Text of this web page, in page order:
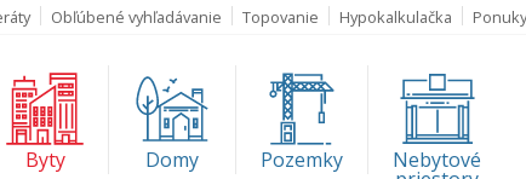
Obľúbené vyhľadávanie Topovanie Hypokalkulačka
Byty Domy Pozemky Nebytové